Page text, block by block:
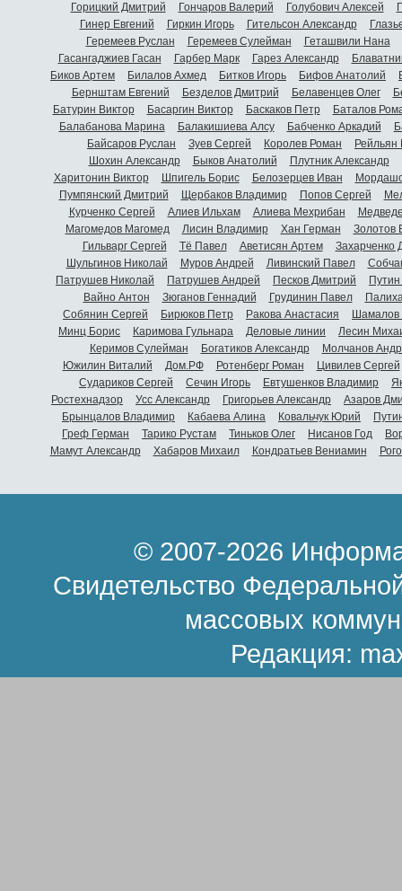
Горицкий Дмитрий
Гончаров Валерий Голубович Алексей
Гинер Евгений
Гиркин Игорь Гительсон Александр
Геремеев Руслан
Геремеев Сулейман
Геташвили Нана
Гасангаджиев Гасан
Гарбер Марк Гарез Александр
Биков Артем
Билалов Ахмед Битков Игорь Бифов Анатолий
Бернштам Евгений
Безделов Дмитрий Белавенцев Олег
Батурин Виктор
Басаргин Виктор Баскаков Петр
Баталов
Балабанова Марина
Балакишиева Алсу Бабченко Аркадий
Байсаров Руслан
Зуев Сергей Королев Роман
Шохин Александр
Быков Анатолий Плутник Александр
Харитонин Виктор
Шпигель Борис Белозерцев Иван
Пумпянский Дмитрий
Щербаков Владимир Попов Сергей
Курченко Сергей
Алиев Ильхам Алиева Мехрибан
Магомедов Магомед
Лисин Владимир Хан Герман
Золотов
Гильварг Сергей
Тё Павел Аветисян Артем
Захарченко
Шульгинов Николай
Муров Андрей Ливинский Павел
Патрушев Николай
Патрушев Андрей Песков Дмитрий
Вайно Антон
Зюганов Геннадий Грудинин Павел
Собянин Сергей
Бирюков Петр Ракова Анастасия
Шамалов
Минц Борис
Каримова Гульнара Деловые линии
Лесин
Керимов Сулейман
Богатиков Александр
Молчанов
Южилин Виталий
Дом.РФ Ротенберг Роман
Цивилев Сергей
Судариков Сергей
Сечин Игорь Евтушенков Владимир
Ростехнадзор
Усс Александр Григорьев Александр
Азаров
Брынцалов Владимир
Кабаева Алина Ковальчук Юрий
Греф Герман
Тарико Рустам Тиньков Олег Нисанов Год
Мамут Александр
Хабаров Михаил Кондратьев Вениамин
© 2007-2026
Свидетельство
массовых
Редакция: